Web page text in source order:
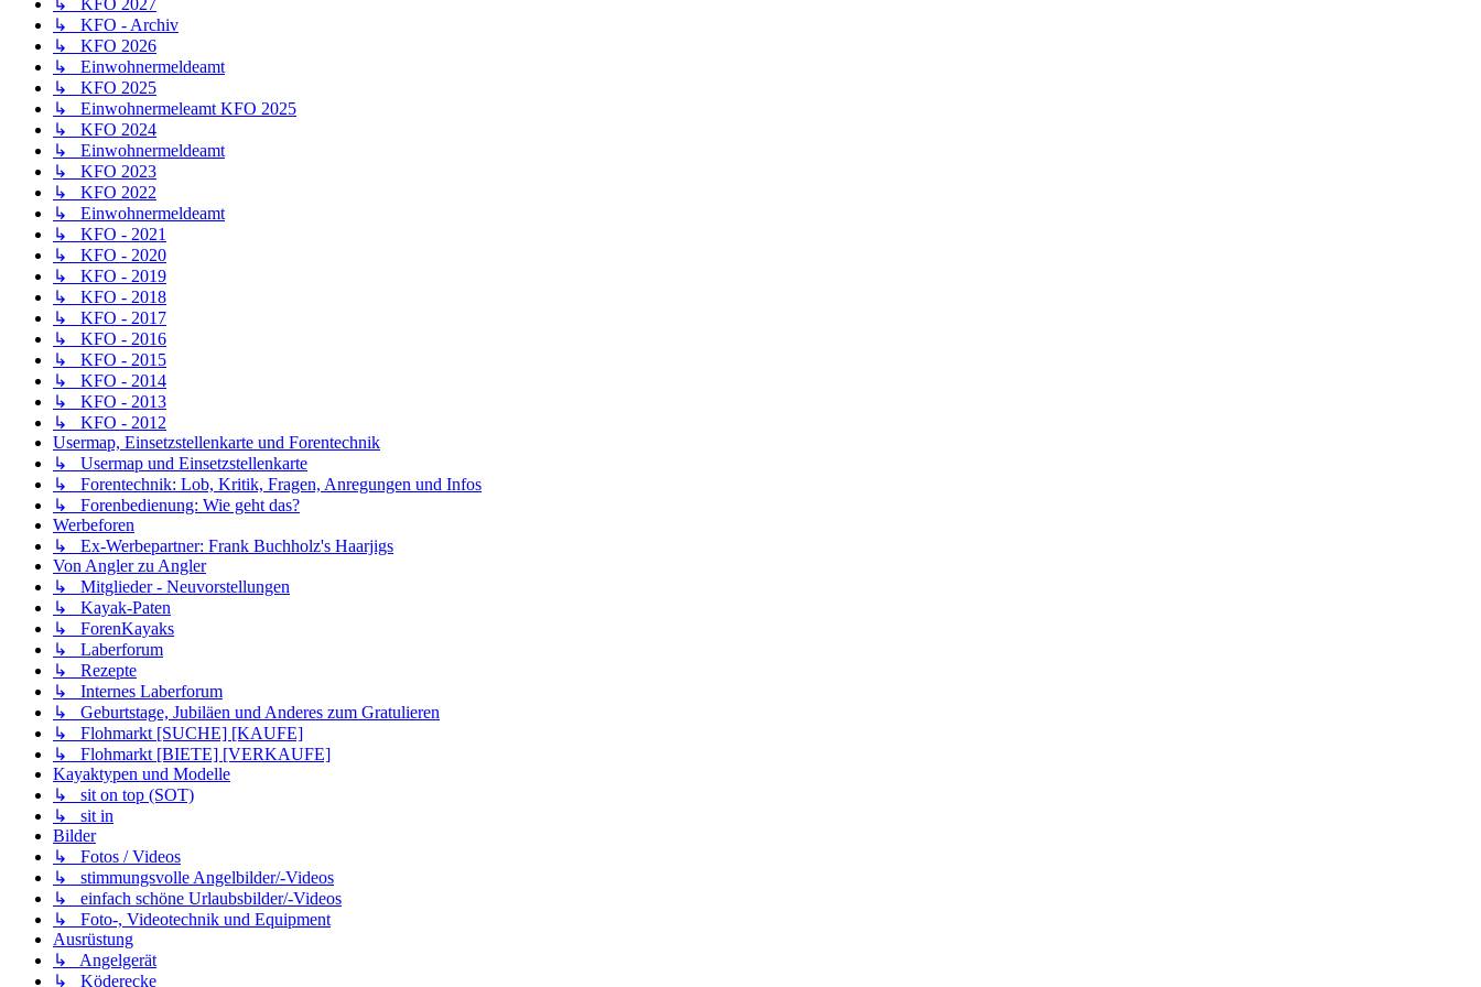
↳ KFO 2027
↳ KFO - Archiv
↳ KFO 2026
↳ Einwohnermeldeamt
↳ KFO 2025
↳ Einwohnermeleamt KFO 2025
↳ KFO 2024
↳ Einwohnermeldeamt
↳ KFO 2023
↳ KFO 2022
↳ Einwohnermeldeamt
↳ KFO - 2021
↳ KFO - 2020
↳ KFO - 2019
↳ KFO - 2018
↳ KFO - 2017
↳ KFO - 2016
↳ KFO - 2015
↳ KFO - 2014
↳ KFO - 2013
↳ KFO - 2012
Usermap, Einsetzstellenkarte und Forentechnik
↳ Usermap und Einsetzstellenkarte
↳ Forentechnik: Lob, Kritik, Fragen, Anregungen und Infos
↳ Forenbedienung: Wie geht das?
Werbeforen
↳ Ex-Werbepartner: Frank Buchholz's Haarjigs
Von Angler zu Angler
↳ Mitglieder - Neuvorstellungen
↳ Kayak-Paten
↳ ForenKayaks
↳ Laberforum
↳ Rezepte
↳ Internes Laberforum
↳ Geburtstage, Jubiläen und Anderes zum Gratulieren
↳ Flohmarkt [SUCHE] [KAUFE]
↳ Flohmarkt [BIETE] [VERKAUFE]
Kayaktypen und Modelle
↳ sit on top (SOT)
↳ sit in
Bilder
↳ Fotos / Videos
↳ stimmungsvolle Angelbilder/-Videos
↳ einfach schöne Urlaubsbilder/-Videos
↳ Foto-, Videotechnik und Equipment
Ausrüstung
↳ Angelgerät
↳ Köderecke